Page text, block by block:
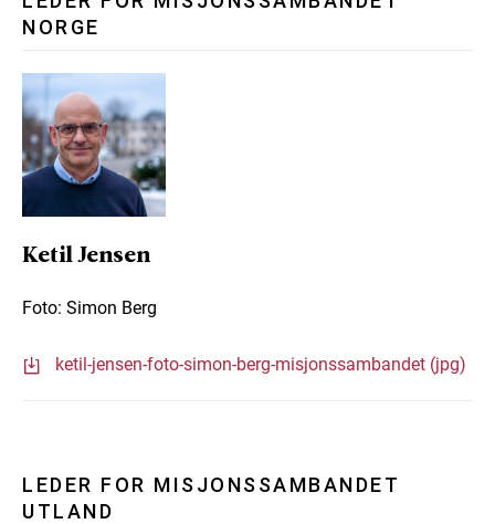
NORGE
Ketil Jensen
Foto: Simon Berg
ketil-jensen-foto-simon-berg-misjonssambandet (jpg)
LEDER FOR MISJONSSAMBANDET
UTLAND